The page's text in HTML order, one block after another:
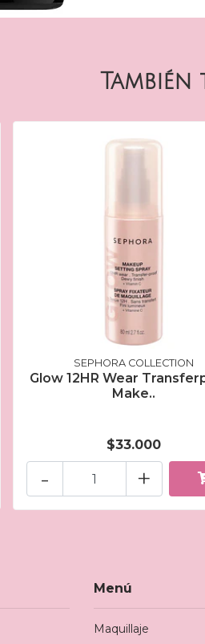
SEPHORA COLLECTION
Glow 12HR Wear
Make..
$33.000
+
-
Menú
Maquillaje